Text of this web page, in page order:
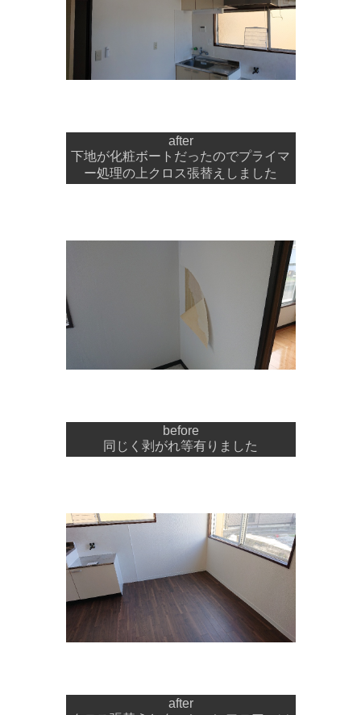
after
下地が化粧ボートだったのでプライマ
ー処理の上クロス張替えしました
before
同じく剥がれ等有りました
after